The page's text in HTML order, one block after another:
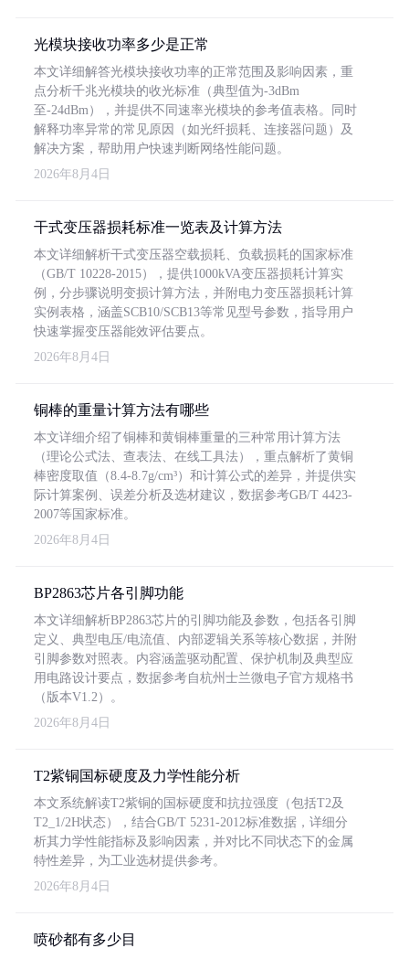
光模块接收功率多少是正常
本文详细解答光模块接收功率的正常范围及影响因素，重
点分析千兆光模块的收光标准（典型值为-3dBm
至-24dBm），并提供不同速率光模块的参考值表格。同时
解释功率异常的常见原因（如光纤损耗、连接器问题）及
解决方案，帮助用户快速判断网络性能问题。
2026年8月4日
干式变压器损耗标准一览表及计算方法
本文详细解析干式变压器空载损耗、负载损耗的国家标准
（GB/T 10228-2015），提供1000kVA变压器损耗计算实
例，分步骤说明变损计算方法，并附电力变压器损耗计算
实例表格，涵盖SCB10/SCB13等常见型号参数，指导用户
快速掌握变压器能效评估要点。
2026年8月4日
铜棒的重量计算方法有哪些
本文详细介绍了铜棒和黄铜棒重量的三种常用计算方法
（理论公式法、查表法、在线工具法），重点解析了黄铜
棒密度取值（8.4-8.7g/cm³）和计算公式的差异，并提供实
际计算案例、误差分析及选材建议，数据参考GB/T 4423-
2007等国家标准。
2026年8月4日
BP2863芯片各引脚功能
本文详细解析BP2863芯片的引脚功能及参数，包括各引脚
定义、典型电压/电流值、内部逻辑关系等核心数据，并附
引脚参数对照表。内容涵盖驱动配置、保护机制及典型应
用电路设计要点，数据参考自杭州士兰微电子官方规格书
（版本V1.2）。
2026年8月4日
T2紫铜国标硬度及力学性能分析
本文系统解读T2紫铜的国标硬度和抗拉强度（包括T2及
T2_1/2H状态），结合GB/T 5231-2012标准数据，详细分
析其力学性能指标及影响因素，并对比不同状态下的金属
特性差异，为工业选材提供参考。
2026年8月4日
喷砂都有多少目